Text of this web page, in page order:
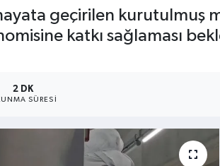
geçirilen kurutulmuş
katkı sağlaması
2 DK
SÜRESI